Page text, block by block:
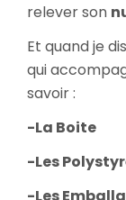
relever son
Et quand je
qui
savoir :
-La Boite
-Les
-Les